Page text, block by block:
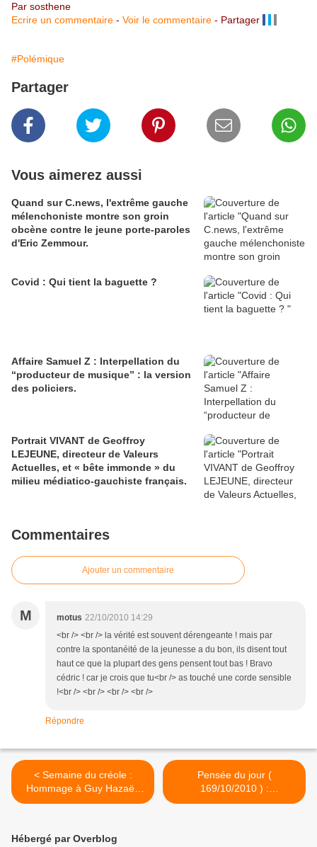
Par sosthene
Ecrire un commentaire - Voir le commentaire - Partager
#Polémique
Partager
Vous aimerez aussi
Quand sur C.news, l'extrême gauche
mélenchoniste montre son groin
obcène contre le jeune porte-paroles
d'Eric Zemmour.
Covid : Qui tient la baguette ?
Affaire Samuel Z : Interpellation du
“producteur de musique” : la version
des policiers.
Portrait VIVANT de Geoffroy
LEJEUNE, directeur de Valeurs
Actuelles, et « bête immonde » du
milieu médiatico-gauchiste français.
Commentaires
Ajouter un commentaire
M motus 22/10/2010 14:29
<br /> <br /> la vérité est souvent dérengeante ! mais par
contre la spontanéité de la jeunesse a du bon, ils disent tout
haut ce que la plupart des gens pensent tout bas ! Bravo
cédric ! car je crois que tu<br /> as touché une corde sensible
!<br /> <br /> <br /> <br />
Répondre
< Semaine du créole :
Hommage à Guy Hazaël-
Massieux, par Edouard
Pensée du jour (
169/10/2010 ) :
Autodestruction de la
Hébergé par Overblog